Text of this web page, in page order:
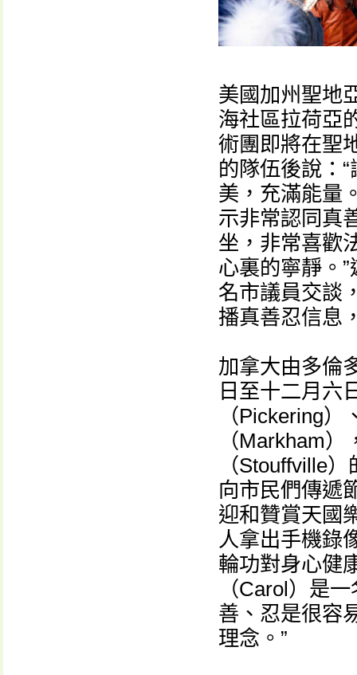
美國加州聖地
海社區拉荷亞
術團即將在聖
的隊伍後說：
美，充滿能量
示非常認同真
坐，非常喜歡
心裏的寧靜。
名市議員交談
播真善忍信息
加拿大由多倫
日至十二月六
（Pickering
（Markham
（Stouffville
向市民們傳遞
迎和贊賞天國
人拿出手機錄
輪功對身心健
（Carol）是
善、忍是很容
理念。”